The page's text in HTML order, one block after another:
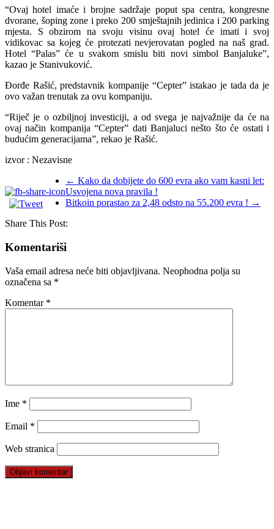
“Ovaj hotel imaće i brojne sadržaje poput spa centra, kongresne
dvorane, šoping zone i preko 200 smještajnih jedinica i 200 parking
mjesta. S obzirom na svoju visinu ovaj hotel će imati i svoj
vidikovac sa kojeg će protezati nevjerovatan pogled na naš grad.
Hotel “Palas” će u svakom smislu biti novi simbol Banjaluke”,
kazao je Stanivuković.
Đorđe Rašić, predstavnik kompanije “Cepter” istakao je tada da je
ovo važan trenutak za ovu kompaniju.
“Riječ je o ozbiljnoj investiciji, a od svega je najvažnije da će na
ovaj način kompanija “Cepter” dati Banjaluci nešto što će ostati i
budućim generacijama”, rekao je Rašić.
izvor : Nezavisne
← Kako da dobijete do 600 evra ako vam kasni let:
Usvojena nova pravila !
Bitkoin porastao za 2,48 odsto na 55.200 evra ! →
Share This Post:
Komentariši
Vaša email adresa neće biti objavljivana. Neophodna polja su
označena sa *
Komentar *
Ime *
Email *
Web stranica